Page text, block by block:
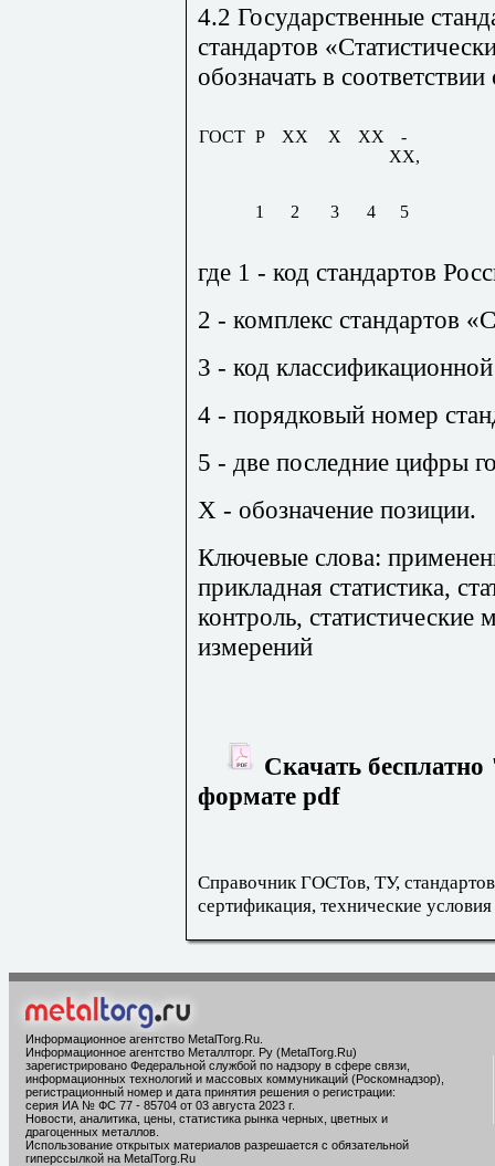
4.2 Государственные
стандартов
обозначать в
ГОСТ Р XX X XX
-
XX,
1 2 3 4 5
где 1 - код стандартов
2 - комплекс стандартов
3 - код
4 - порядковый номер
5 - две последние цифры
X - обозначение позиции.
Ключевые слова:
прикладная статистика,
контроль, статистические
измерений
Скачать
формате pdf
Справочник ГОСТов, ТУ,
сертификация, технические условия
Информационное агентство MetalTorg.Ru
Информационное агентство Металлторг. Ру (MetalTorg.Ru)
зарегистрировано Федеральной службой по надзору в сфере связи,
информационных технологий и массовых коммуникаций (Роскомнадзор),
регистрационный номер и дата принятия решения о регистрации:
серия ИА № ФС 77 - 85704 от 03 августа 2023 г.
Новости, аналитика, цены, статистика рынка черных, цветных и
драгоценных металлов.
Использование открытых материалов разрешается с обязательной
гиперссылкой на MetalTorg.Ru